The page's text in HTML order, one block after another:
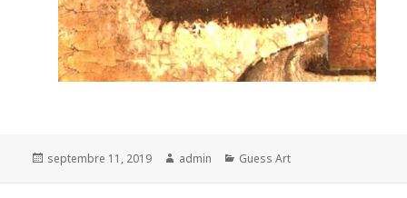
Posted
septembre 11, 2019 Author
admin Categories
Guess Art